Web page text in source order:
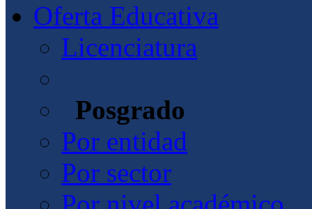
Oferta Educativa
Licenciatura
Posgrado
Por entidad
Por sector